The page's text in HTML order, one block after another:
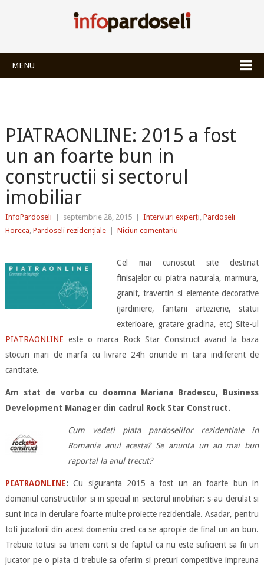
MENU
PIATRAONLINE: 2015 a fost
un an foarte bun in
constructii si sectorul
imobiliar
InfoPardoseli septembrie 28, 2015 Interviuri experți, Pardoseli
Horeca, Pardoseli rezidențiale Niciun comentariu
Cel mai cunoscut site destinat
finisajelor cu piatra naturala, marmura,
granit, travertin si elemente decorative
(jardiniere, fantani arteziene, statui
exterioare, gratare gradina, etc) Site-ul
PIATRAONLINE este o marca Rock Star Construct avand la baza
stocuri mari de marfa cu livrare 24h oriunde in tara indiferent de
cantitate.
Am stat de vorba cu doamna Mariana Bradescu, Business
Development Manager din cadrul Rock Star Construct.
Cum vedeti piata pardoselilor rezidentiale in
Romania anul acesta? Se anunta un an mai bun
raportal la anul trecut?
PIATRAONLINE: Cu siguranta 2015 a fost un an foarte bun in
domeniul constructiilor si in special in sectorul imobiliar: s-au derulat si
sunt inca in derulare foarte multe proiecte rezidentiale. Asadar, pentru
toti jucatorii din acest domeniu cred ca se apropie de final un an bun.
Trebuie totusi sa tinem cont si de faptul ca nu este suficient sa fii un
jucator pe o piata ci trebuie sa oferim si preturi competitive impreuna